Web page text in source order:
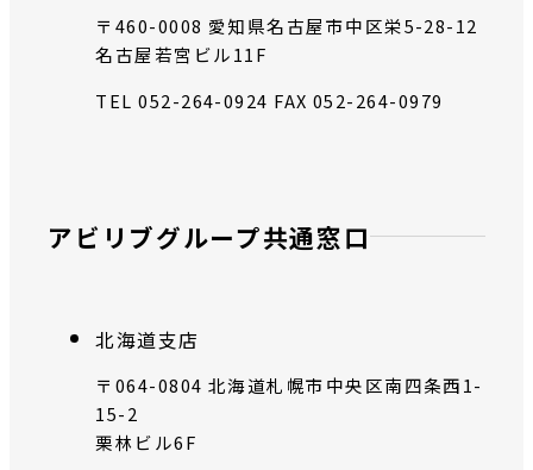
〒460-0008 愛知県名古屋市中区栄5-28-12
名古屋若宮ビル11F
TEL 052-264-0924 FAX 052-264-0979
アビリブグループ共通窓口
北海道支店
〒064-0804 北海道札幌市中央区南四条西1-
15-2
栗林ビル6F